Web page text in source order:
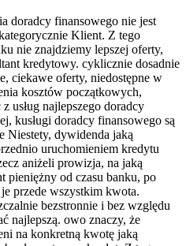
doradcy finansowego nie jest
Klient. Z tego
nie znajdziemy lepszej oferty,
kredytowy. cyklicznie dosadnie
ciekawe oferty, niedostępne w
kosztów początkowych,
usług najlepszego doradcy
kusługi doradcy finansowego są
Niestety, dywidenda jaką
uruchomieniem kredytu
aniżeli prowizja, na jaką
pieniężny od czasu banku, po
przede wszystkim kwota.
bezstronnie i bez względu
najlepszą. owo znaczy, że
na konkretną kwotę jaką